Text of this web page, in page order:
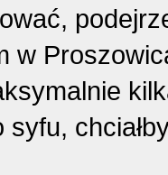
w